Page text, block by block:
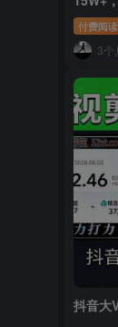
付费阅读
3个
抖音大